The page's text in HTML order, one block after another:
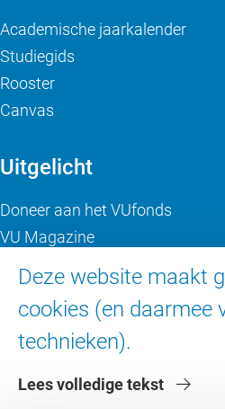
Deze website maakt
cookies (en daarmee
technieken).
Lees volledige tekst
Academische jaarkalender
Studiegids
Rooster
Canvas
Uitgelicht
Doneer aan het VUfonds
VU Magazine
Over de VU
Contact en route